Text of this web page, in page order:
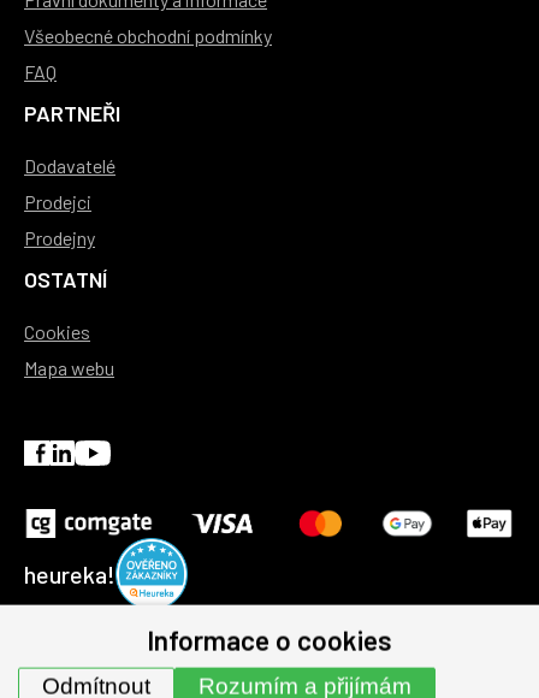
Všeobecné obchodní podmínky
FAQ
PARTNEŘI
Dodavatelé
Prodejci
Prodejny
OSTATNÍ
Cookies
Mapa webu
heureka!
© 1991-2026 | GHV Trading, spol. s r.o. všechna práva
Informace o cookies
Rozumím a přijímám
Odmítnout